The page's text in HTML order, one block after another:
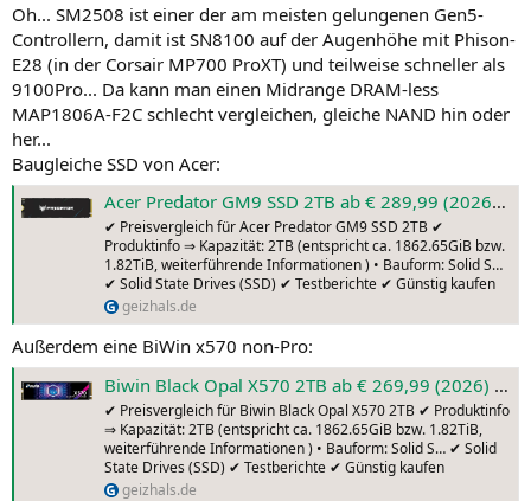
Oh... SM2508 ist einer der am meisten gelungenen Gen5-
Controllern, damit ist SN8100 auf der Augenhöhe mit Phison-
E28 (in der Corsair MP700 ProXT) und teilweise schneller als
9100Pro... Da kann man einen Midrange DRAM-less
MAP1806A-F2C schlecht vergleichen, gleiche NAND hin oder
her...
Baugleiche SSD von Acer:
Acer Predator GM9 SSD 2TB ab € 289,99 (2026) | Preisvergleich Geizhals Deutschland
✔ Preisvergleich für Acer Predator GM9 SSD 2TB ✔
Produktinfo ⇒ Kapazität: 2TB (entspricht ca. 1862.65GiB bzw.
1.82TiB, weiterführende Informationen ) • Bauform: Solid S…
✔ Solid State Drives (SSD) ✔ Testberichte ✔ Günstig kaufen
geizhals.de
Außerdem eine BiWin x570 non-Pro:
Biwin Black Opal X570 2TB ab € 269,99 (2026) | Preisvergleich Geizhals Deutschland
✔ Preisvergleich für Biwin Black Opal X570 2TB ✔ Produktinfo
⇒ Kapazität: 2TB (entspricht ca. 1862.65GiB bzw. 1.82TiB,
weiterführende Informationen ) • Bauform: Solid S… ✔ Solid
State Drives (SSD) ✔ Testberichte ✔ Günstig kaufen
geizhals.de